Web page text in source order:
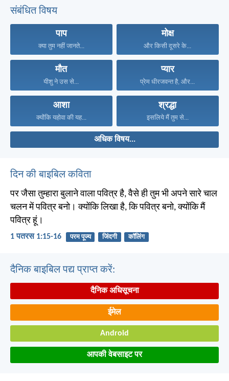
संबंधित विषय
पाप
क्या तुम नहीं जानते...
मोक्ष
और किसी दूसरे के...
मौत
यीशु ने उस से...
प्यार
प्रेम धीरजवन्त है, और...
आशा
क्योंकि यहोवा की यह...
श्रद्धा
इसलिये मैं तुम से...
अधिक विषय...
दिन की बाइबिल कविता
पर जैसा तुम्हारा बुलाने वाला पवित्र है, वैसे ही तुम भी अपने सारे चाल
चलन में पवित्र बनो। क्योंकि लिखा है, कि पवित्र बनो, क्योंकि मैं
पवित्र हूं।
1 पतरस 1:15-16 परम पूज्य जिंदगी कॉलिंग
दैनिक बाइबिल पद्य प्राप्त करें:
दैनिक अधिसूचना
ईमेल
Android
आपकी वेबसाइट पर